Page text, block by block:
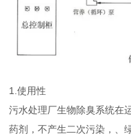
1.使用性
污水处理厂生物除臭系统在
药剂，不产生二次污染，、